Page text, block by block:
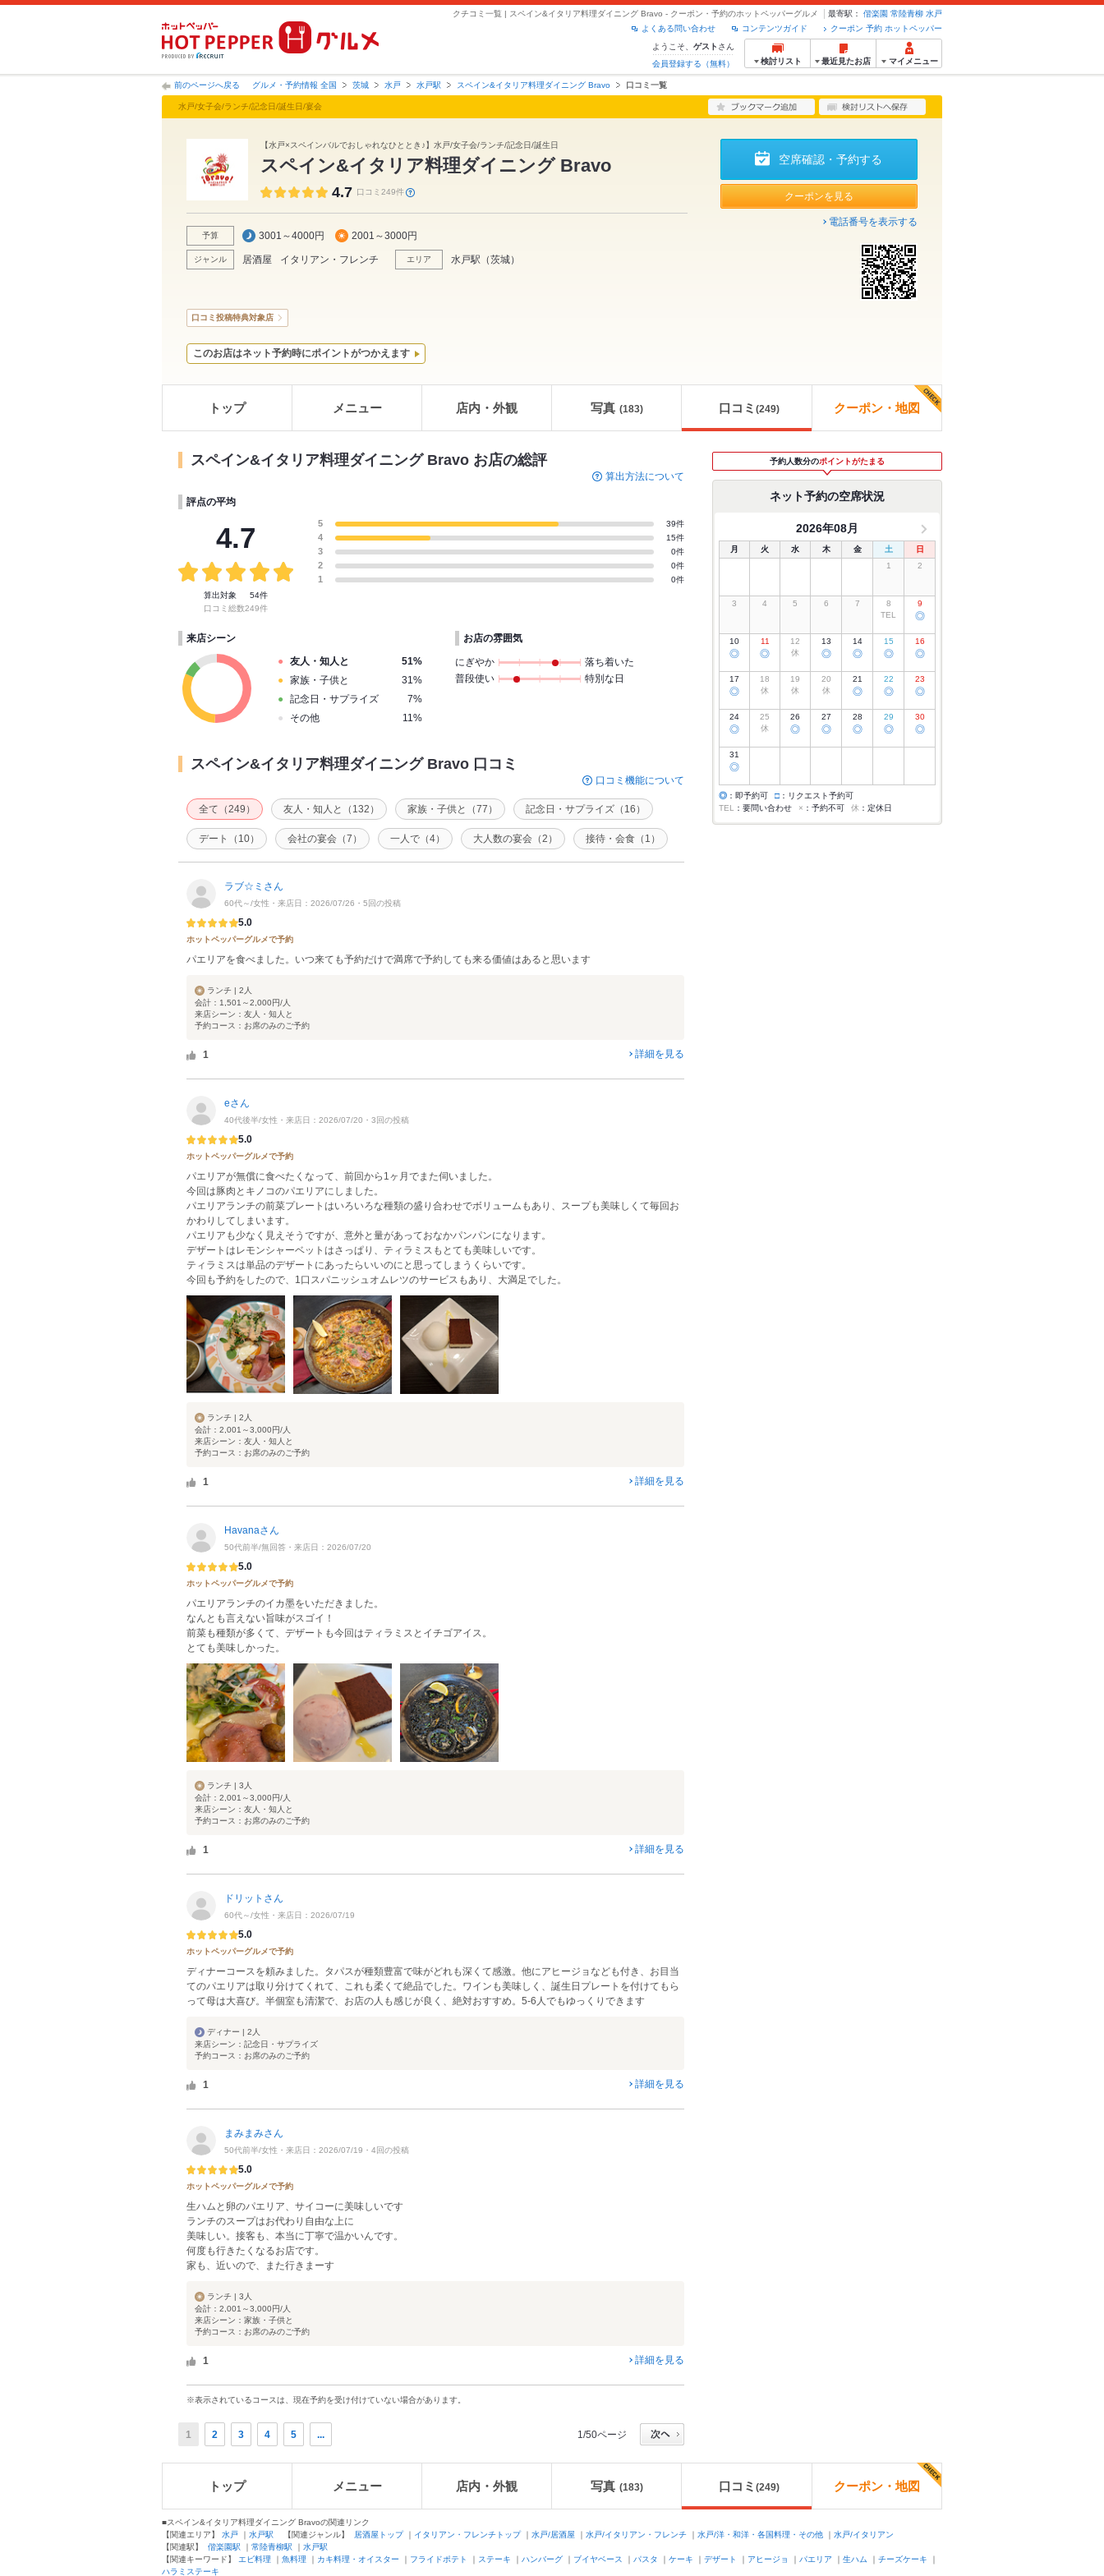
クチコミ一覧 | スペイン&イタリア料理ダイニング Bravo - クーポン・予約のホットペッパーグルメ 最寄駅： 偕楽園 常陸青柳 水戸
クーポン 予約 ホットペッパー
コンテンツガイド
よくある問い合わせ
ようこそ、 ゲスト さん
会員登録する（無料）
検討リスト 最近見たお店 マイメニュー
前のページへ戻る グルメ・予約情報 全国 茨城 水戸 水戸駅 スペイン&イタリア料理ダイニング Bravo 口コミ一覧
水戸/女子会/ランチ/記念日/誕生日/宴会
【水戸×スペインバルでおしゃれなひととき♪】水戸/女子会/ランチ/記念日/誕生日
スペイン&イタリア料理ダイニング Bravo
4.7 口コミ249件
予算 3001～4000円 2001～3000円
ジャンル 居酒屋 イタリアン・フレンチ エリア 水戸駅 （茨城）
空席確認・予約する
クーポンを見る
電話番号を表示する
口コミ投稿特典対象店
このお店はネット予約時にポイントがつかえます
トップ メニュー 店内・外観 写真 (183) 口コミ (249) クーポン・地図
スペイン&イタリア料理ダイニング Bravo お店の総評
算出方法について
評点の平均
4.7
算出対象
口コミ総数
54件
249件
5 39件
4 15件
3 0件
2 0件
1 0件
来店シーン
友人・知人と
51%
家族・子供と
31%
記念日・サプライズ
7%
その他
11%
お店の雰囲気
にぎやか
落ち着いた
普段使い
特別な日
スペイン&イタリア料理ダイニング Bravo 口コミ
口コミ機能について
全て（249） 友人・知人と（132） 家族・子供と（77） 記念日・サプライズ（16）
デート（10） 会社の宴会（7） 一人で（4） 大人数の宴会（2） 接待・会食（1）
ラブ☆ミさん
60代～/女性・来店日：2026/07/26・5回の投稿
5.0
ホットペッパーグルメで予約
パエリアを食べました。いつ来ても予約だけで満席で予約しても来る価値はあると思います
ランチ | 2人
会計：1,501～2,000円/人
来店シーン：友人・知人と
予約コース：お席のみのご予約
1 詳細を見る
eさん
40代後半/女性・来店日：2026/07/20・3回の投稿
5.0
ホットペッパーグルメで予約
パエリアが無償に食べたくなって、前回から1ヶ月でまた伺いました。
今回は豚肉とキノコのパエリアにしました。
パエリアランチの前菜プレートはいろいろな種類の盛り合わせでボリュームもあり、スープも美味しくて毎回お
かわりしてしまいます。
パエリアも少なく見えそうですが、意外と量があっておなかパンパンになります。
デザートはレモンシャーベットはさっぱり、ティラミスもとても美味しいです。
ティラミスは単品のデザートにあったらいいのにと思ってしまうくらいです。
今回も予約をしたので、1口スパニッシュオムレツのサービスもあり、大満足でした。
ランチ | 2人
会計：2,001～3,000円/人
来店シーン：友人・知人と
予約コース：お席のみのご予約
1 詳細を見る
Havanaさん
50代前半/無回答・来店日：2026/07/20
5.0
ホットペッパーグルメで予約
パエリアランチのイカ墨をいただきました。
なんとも言えない旨味がスゴイ！
前菜も種類が多くて、デザートも今回はティラミスとイチゴアイス。
とても美味しかった。
ランチ | 3人
会計：2,001～3,000円/人
来店シーン：友人・知人と
予約コース：お席のみのご予約
1 詳細を見る
ドリットさん
60代～/女性・来店日：2026/07/19
5.0
ホットペッパーグルメで予約
ディナーコースを頼みました。タパスが種類豊富で味がどれも深くて感激。他にアヒージョなども付き、お目当
てのパエリアは取り分けてくれて、これも柔くて絶品でした。ワインも美味しく、誕生日プレートを付けてもら
って母は大喜び。半個室も清潔で、お店の人も感じが良く、絶対おすすめ。5-6人でもゆっくりできます
ディナー | 2人
来店シーン：記念日・サプライズ
予約コース：お席のみのご予約
1 詳細を見る
まみまみさん
50代前半/女性・来店日：2026/07/19・4回の投稿
5.0
ホットペッパーグルメで予約
生ハムと卵のパエリア、サイコーに美味しいです
ランチのスープはお代わり自由な上に
美味しい。接客も、本当に丁寧で温かいんです。
何度も行きたくなるお店です。
家も、近いので、また行きまーす
ランチ | 3人
会計：2,001～3,000円/人
来店シーン：家族・子供と
予約コース：お席のみのご予約
1 詳細を見る
※表示されているコースは、現在予約を受け付けていない場合があります。
1 2 3 4 5 ... 1/50ページ
予約人数分のポイントがたまる
ネット予約の空席状況
2026年08月
月 火 水 木 金 土
日
1
2
3 4 5 6 7
8
TEL
9
◎
10
◎
11
◎
12
休
13
◎
14
◎
15
◎
16
◎
17
◎
18
休
19
休
20
休
21
◎
22
◎
23
◎
24
◎
25
休
26
◎
27
◎
28
◎
29
◎
30
◎
31
◎
◎ ：即予約可 □ ：リクエスト予約可
TEL
：要問い合わせ × ：予約不可 休 ：定休日
トップ メニュー 店内・外観 写真 (183) 口コミ (249) クーポン・地図
■スペイン&イタリア料理ダイニング Bravoの関連リンク
【関連エリア】 水戸 ｜ 水戸駅 【関連ジャンル】 居酒屋トップ｜ イタリアン・フレンチトップ｜ 水戸/居酒屋 ｜ 水戸/イタリアン・フレンチ ｜ 水戸/洋・和洋・各国料理・その他 ｜ 水戸/イタリアン
【関連駅】 偕楽園駅 ｜ 常陸青柳駅 ｜ 水戸駅
【関連キーワード】 エビ料理 ｜ 魚料理 ｜ カキ料理・オイスター ｜ フライドポテト ｜ ステーキ ｜ ハンバーグ ｜ ブイヤベース ｜ パスタ ｜ ケーキ ｜ デザート ｜ アヒージョ ｜ パエリア ｜ 生ハム ｜ チーズケーキ ｜
ハラミステーキ